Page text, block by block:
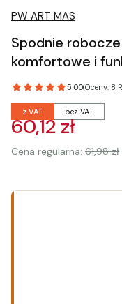
PW ART MAS
Spodnie
komfortowe i
5.00(Oceny: 8
z VAT bez VAT
60,12 zł
Cena regularna: 61,98 zł